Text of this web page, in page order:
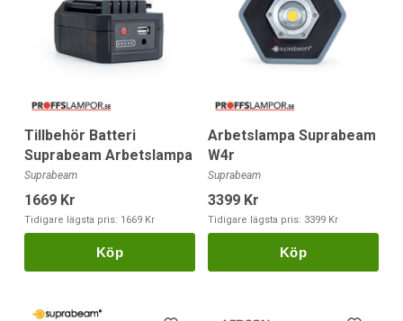
Tillbehör Batteri
Suprabeam Arbetslampa
Suprabeam
1669 Kr
Tidigare lägsta pris: 1669 Kr
Köp
Arbetslampa Suprabeam
W4r
Suprabeam
3399 Kr
Tidigare lägsta pris: 3399 Kr
Köp